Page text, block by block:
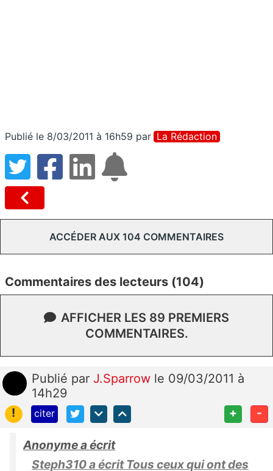
Publié le 8/03/2011 à 16h59 par La Rédaction
ACCÉDER AUX 104 COMMENTAIRES
Commentaires des lecteurs (104)
AFFICHER LES 89 PREMIERS
COMMENTAIRES.
Publié par J.Sparrow le 09/03/2011 à
14h29
!
citer + -
Anonyme a écrit
Steph310 a écrit Tous ceux qui ont des